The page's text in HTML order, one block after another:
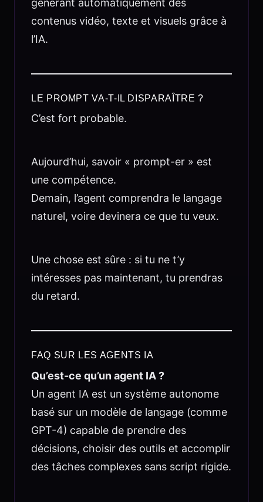
contenus vidéo, texte et visuels grâce à
l’IA.
LE PROMPT VA-T-IL DISPARAÎTRE ?
C’est fort probable.
Aujourd’hui, savoir « prompt-er » est
une compétence.
Demain, l’agent comprendra le langage
naturel, voire devinera ce que tu veux.
Une chose est sûre : si tu ne t’y
intéresses pas maintenant, tu prendras
du retard.
FAQ SUR LES AGENTS IA
Qu’est-ce qu’un agent IA ?
Un agent IA est un système autonome
basé sur un modèle de langage (comme
GPT-4) capable de prendre des
décisions, choisir des outils et accomplir
des tâches complexes sans script rigide.